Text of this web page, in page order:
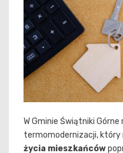
W Gminie Świątniki
termomodernizacji, który
życia mieszkańców